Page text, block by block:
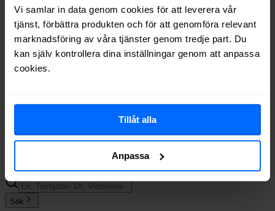
Vi samlar in data genom cookies för att leverera vår
tjänst, förbättra produkten och för att genomföra relevant
marknadsföring av våra tjänster genom tredje part. Du
kan själv kontrollera dina inställningar genom att anpassa
cookies.
Tillåt alla
Anpassa
Telia Fiber
82%
Boxer
Fiber
79%
Telenor
Fiber
Inleed
Fiber
74%
Bredband2
Halebop
Comviq
Fiber
28%
Om du vill se exakt vilka internetleverantörer som erbjuder
att göra en snabb sökning här:
Sök